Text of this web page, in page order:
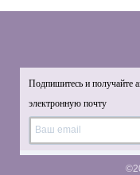
Подпишитесь и получайте
электронную почту